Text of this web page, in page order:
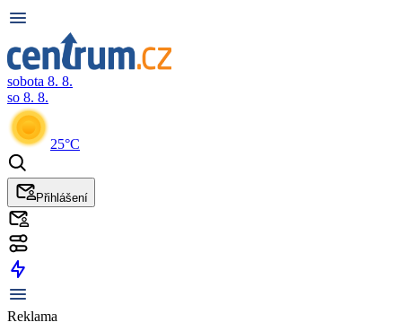
sobota 8. 8.
so 8. 8.
25°C
Přihlášení
Reklama